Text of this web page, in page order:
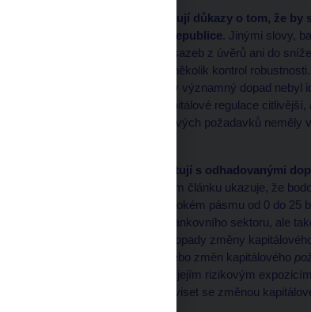
Naše odhady neposkytují důkazy o tom, že
politice bank v České republice. Jinými slovy,
do zvýšení klientských sazeb z úvěrů ani do
výsledků jsme provedli několik kontrol
specifikacích. Statisticky významný dopad nebyl
mohly být na změny kapitálové regulace
analýzy. Změny kapitálových požadavků
Naše výsledky kontrastují s odhadovanými
přehled literatury v našem článku ukazuje, že
nízké a pohybují se v širokém pásmu od 0 do 25
základě charakteristik bankovního sektoru, ale
pokud studie analyzují dopady změny
rizikovým expozicím) nebo změn kapitálového
regulátorem v poměru k jejím rizikovým
které nemusí přímo souviset se změnou